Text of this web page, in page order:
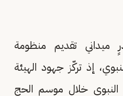
من (7500) كادرٍ ميداني تقديم منظومة
إذ تركّز جهود الهيئة
النبوي خلال موسم الحج